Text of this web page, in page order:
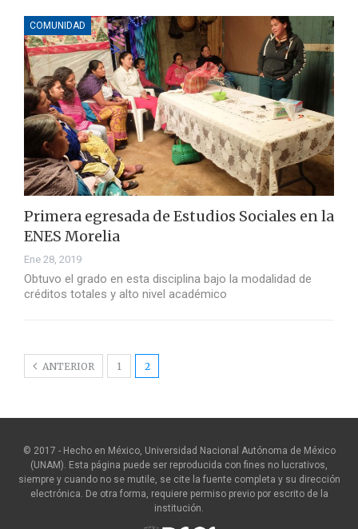
COMUNIDAD
Primera egresada de Estudios Sociales en la
ENES Morelia
Ene 28, 2019
Obtuvo el grado en esta disciplina bajo la modalidad de
créditos totales y alto nivel académico
ANTERIOR 1 2
© 2017 - Hecho en México, Universidad Nacional Autónoma de México
(UNAM). Esta página puede ser reproducida con fines no lucrativos,
siempre y cuando no se mutile, se cite la fuente completa y su dirección
electrónica. De otra forma, requiere permiso previo por escrito de la
institución.